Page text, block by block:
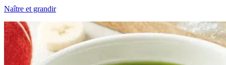
Naître et grandir